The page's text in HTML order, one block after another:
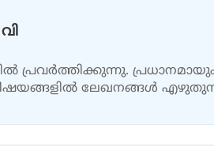
പ്രവർത്തിക്കുന്നു.
വിഷയങ്ങളിൽ ലേഖനങ്ങൾ